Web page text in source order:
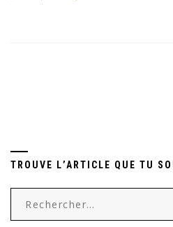
TROUVE L’ARTICLE QUE TU
Rechercher :